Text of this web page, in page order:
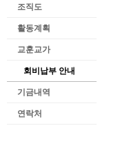
조직도
활동계획
교훈교가
회비납부 안내
기금내역
연락처